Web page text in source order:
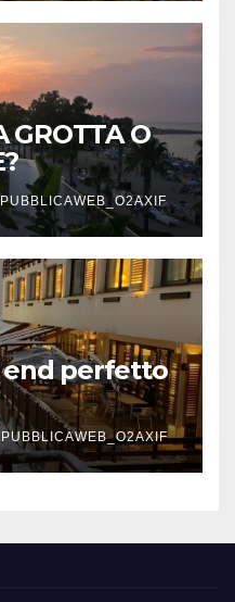
GROTTA O
end perfetto